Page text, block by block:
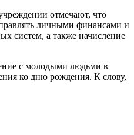
отмечают, что
личными финансами и
систем, а также начисление
с молодыми людьми в
ко дню рождения. К слову,